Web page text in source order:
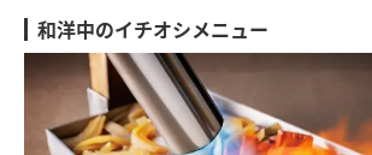
和洋中のイチオシメニュー